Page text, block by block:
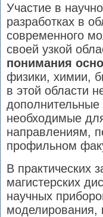
Участие в
разработках в
современного
своей узкой
понимания
физики, химии,
в этой области
дополнительные
необходимые
направлениям,
профильном
В практических
магистерских
научных
моделирования,